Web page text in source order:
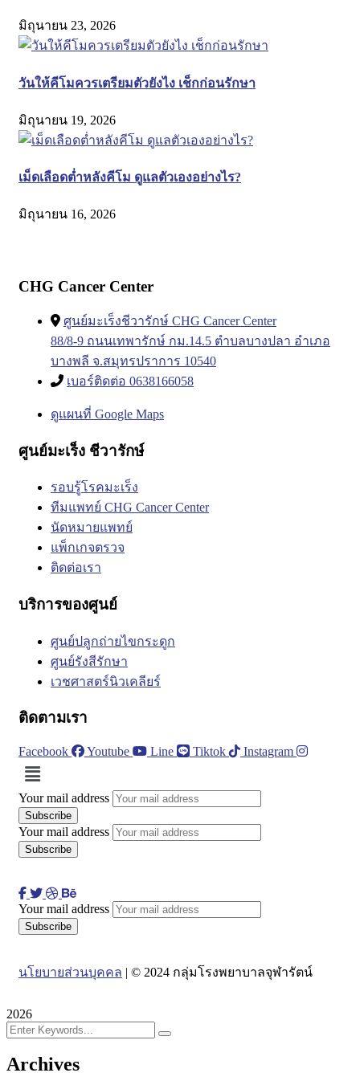
มิถุนายน 23, 2026
วันให้คีโมควรเตรียมตัวยังไง เช็กก่อนรักษา
มิถุนายน 19, 2026
เม็ดเลือดต่ำหลังคีโม ดูแลตัวเองอย่างไร?
มิถุนายน 16, 2026
CHG Cancer Center
ศูนย์มะเร็งชีวารักษ์ CHG Cancer Center
88/8-9 ถนนเทพารักษ์ กม.14.5 ตำบลบางปลา อำเภอ
บางพลี จ.สมุทรปราการ 10540
เบอร์ติดต่อ 0638166058
ดูแผนที่ Google Maps
ศูนย์มะเร็ง ชีวารักษ์
รอบรู้โรคมะเร็ง
ทีมแพทย์ CHG Cancer Center
นัดหมายแพทย์
แพ็กเกจตรวจ
ติดต่อเรา
บริการของศูนย์
ศูนย์ปลูกถ่ายไขกระดูก
ศูนย์รังสีรักษา
เวชศาสตร์นิวเคลียร์
ติดตามเรา
Facebook Youtube Line Tiktok Instagram
Menu
Your mail address
Your mail address
Your mail address
นโยบายส่วนบุคคล | © 2024 กลุ่มโรงพยาบาลจุฬารัตน์
2026
Archives